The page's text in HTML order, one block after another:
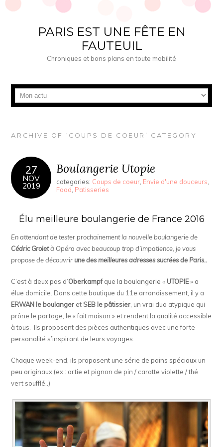
PARIS EST UNE FÊTE EN
FAUTEUIL
Chroniques et bons plans en toute mobilité
ARCHIVE OF ‘COUPS DE COEUR’ CATEGORY
27
NOV
2019
Boulangerie Utopie
categories: Coups de coeur Envie d'une douceurs
Food Patisseries
Élu meilleure boulangerie de France 2016
En attendant de tester prochainement la nouvelle boulangerie de
Cédric Groletà Opéra avec beaucoup trop d’impatience, je vous
propose de découvrir une des meilleures adresses sucrées de Paris..
C’est à deux pas d’Oberkampfque la boulangerie « UTOPIE» a
élue domicile. Dans cette boutique du 11e arrondissement, il y a
ERWAN le boulanger etSEB le pâtissier , un vrai duo atypique qui
prône le partage, le « fait maison » et rendent la qualité accessible
à tous. Ils proposent des pièces authentiques avec une forte
personalité s’inspirant de leurs voyages.
Chaque week-end, ils proposent une série de pains spéciaux un
peu originaux (ex : ortie et pignon de pin / carotte violette / thé
vert soufflé..)